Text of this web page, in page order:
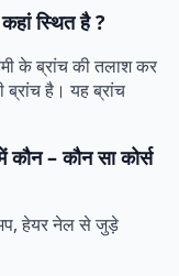
स्थित है ?
के ब्रांच की तलाश कर
ब्रांच है। यह ब्रांच
– कौन सा कोर्स
हेयर नेल से जुड़े